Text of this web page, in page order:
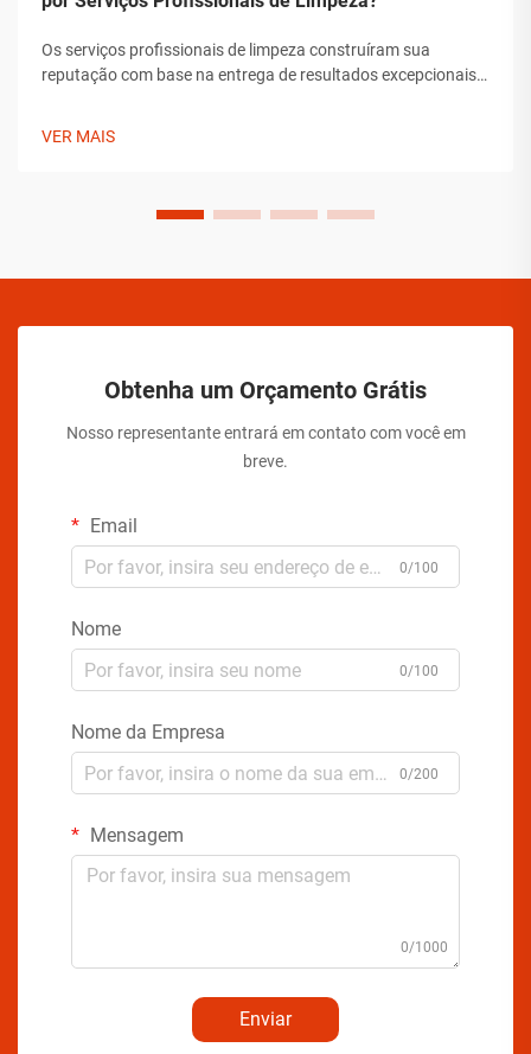
Os serviços profissionais de limpeza construíram sua
reputação com base na entrega de resultados excepcionais
VER MAIS
Obtenha um Orçamento Grátis
Nosso representante entrará em contato com você em
breve.
Email
0/100
Nome
0/100
Nome da Empresa
0/200
Mensagem
0/1000
Enviar